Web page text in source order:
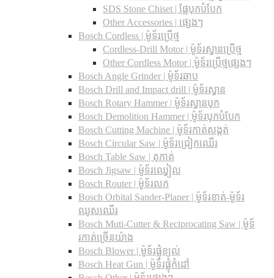
SDS Stone Chiset |​ ផ្លែបុកបំបែក
Other Accessories | ផ្សេងៗ
Bosch Cordless | ម៉ូទ័រប្រើថ្ម
Cordless-Drill Motor | ម៉ូទ័រស្វានប្រើថ្ម
Other Cordless Motor | ម៉ូទ័រប្រើថ្មផ្សេងៗ
Bosch Angle Grinder | ម៉ូទ័រឆាប
Bosch Drill and Impact drill | ម៉ូទ័រស្វាន
Bosch Rotary Hammer | ម៉ូទ័រស្វានបុក
Bosch Demolition Hammer | ម៉ូទ័របុកបំបែក
Bosch Cutting Machine | ម៉ូទ័រកាត់សង្កត់
Bosch Circular Saw | ម៉ូទ័រជ្រៀកឈើរ
Bosch Table Saw | តុកាត់
Bosch Jigsaw | ម៉ូទ័រឈ្វៀល
Bosch Router | ម៉ូទ័រលក
Bosch Orbital Sander-Planer​ | ម៉ូទ័រខាត់-ម៉ូទ័រ
ឈូសឈើរ
Bosch Muti-Cutter & Reciprocating Saw​ | ម៉ូទ័
រកាត់ច្រើនយ៉ាង
Bosch Blower | ម៉ូទ័រផ្លុំខ្យល់
Bosch Heat Gun | ម៉ូទ័រផ្លុំកំដៅ